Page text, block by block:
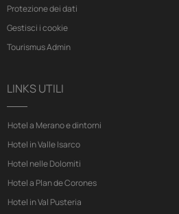
Protezione dei dati
Gestisci i cookie
Tourismus Admin
LINKS UTILI
Hotel a Merano e dintorni
Hotel in Valle Isarco
Hotel nelle Dolomiti
Hotel a Plan de Corones
Hotel in Val Pusteria